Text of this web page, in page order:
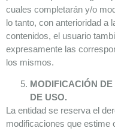
cuales completarán y/o
lo tanto, con anterioridad a
contenidos, el usuario
expresamente las
los mismos.
MODIFICACIÓN
DE USO.
La entidad se reserva el
modificaciones que estime